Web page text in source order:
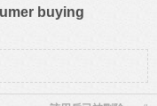
buying